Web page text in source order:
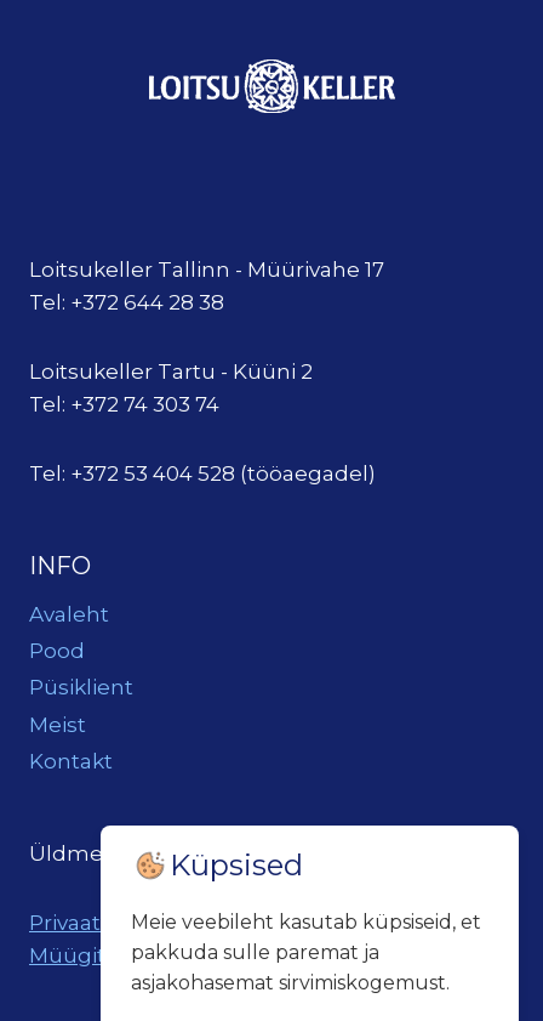
Loitsukeller Tallinn - Müürivahe 17
Tel: +372 644 28 38
Loitsukeller Tartu - Küüni 2
Tel: +372 74 303 74
Tel: +372 53 404 528 (tööaegadel)
INFO
Avaleht
Pood
Püsiklient
Meist
Kontakt
Üldmeil: loits@loitsukeller.ee
Privaatsuspoliitika
Müügitingimused
Küpsised
Meie veebileht kasutab küpsiseid, et
pakkuda sulle paremat ja
asjakohasemat sirvimiskogemust.